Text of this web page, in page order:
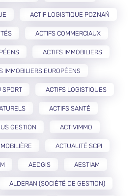
ACTIF LOGISTIQUE POZNAŃ
ACTIFS COMMERCIAUX
ACTIFS IMMOBILIERS
IMMOBILIERS EUROPÉENS
SPORT ACTIFS LOGISTIQUES
ACTIFS SANTÉ
GESTION ACTIVIMMO
ACTUALITÉ SCPI
AEDGIS AESTIAM
ALDERAN (SOCIÉTÉ DE GESTION)